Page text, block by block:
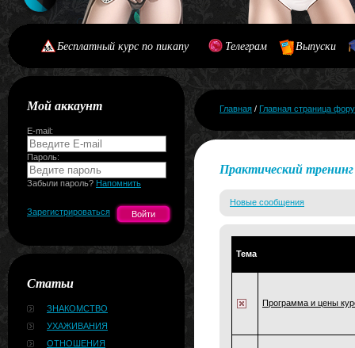
Бесплатный курс по пикапу Телеграм Выпуски
Мой аккаунт
E-mail:
Пароль:
Забыли пароль? Напомнить
Зарегистрироваться
Статьи
ЗНАКОМСТВО
УХАЖИВАНИЯ
ОТНОШЕНИЯ
Главная / Главная страница
Практический
Новые сообщения
Тема
Программа и цены